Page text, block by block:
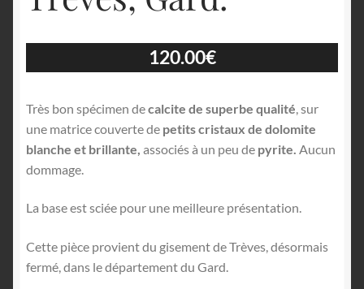
120.00€
Très bon spécimen decalcite de superbe qualité, sur
une matrice couverte de petits cristaux de dolomite
blanche et brillante, associés à un peu de pyrite. Aucun
dommage.
La base est sciée pour une meilleure présentation.
Cette pièce provient du gisement de Trèves, désormais
fermé, dans le département du Gard.